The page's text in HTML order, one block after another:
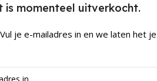
is momenteel uitverkocht.
je e-mailadres in en we laten het